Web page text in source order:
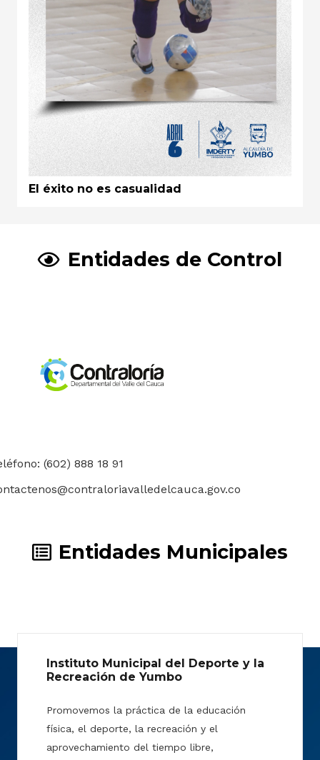
El éxito no es casualidad
Entidades de Control
(602) 888 18 91
Entidades Municipales
Instituto Municipal del Deporte y la
Recreación de Yumbo
Promovemos la práctica de la educación
física, el deporte, la recreación y el
aprovechamiento del tiempo libre,